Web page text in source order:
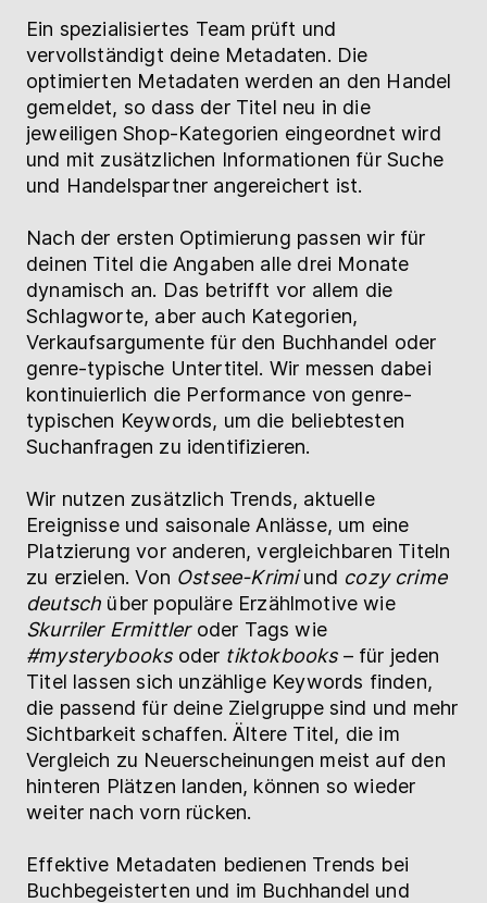
Ein spezialisiertes Team prüft und
vervollständigt deine Metadaten. Die
optimierten Metadaten werden an den Handel
gemeldet, so dass der Titel neu in die
jeweiligen Shop-Kategorien eingeordnet wird
und mit zusätzlichen Informationen für Suche
und Handelspartner angereichert ist.
Nach der ersten Optimierung passen wir für
deinen Titel die Angaben alle drei Monate
dynamisch an. Das betrifft vor allem die
Schlagworte, aber auch Kategorien,
Verkaufsargumente für den Buchhandel oder
genre-typische Untertitel. Wir messen dabei
kontinuierlich die Performance von genre-
typischen Keywords, um die beliebtesten
Suchanfragen zu identifizieren.
Wir nutzen zusätzlich Trends, aktuelle
Ereignisse und saisonale Anlässe, um eine
Platzierung vor anderen, vergleichbaren Titeln
zu erzielen. Von Ostsee-Krimiund cozy crime
deutsch über populäre Erzählmotive wie
Skurriler Ermittleroder Tags wie
#mysterybooksoder tiktokbooks– für jeden
Titel lassen sich unzählige Keywords finden,
die passend für deine Zielgruppe sind und mehr
Sichtbarkeit schaffen. Ältere Titel, die im
Vergleich zu Neuerscheinungen meist auf den
hinteren Plätzen landen, können so wieder
weiter nach vorn rücken.
Effektive Metadaten bedienen Trends bei
Buchbegeisterten und im Buchhandel und